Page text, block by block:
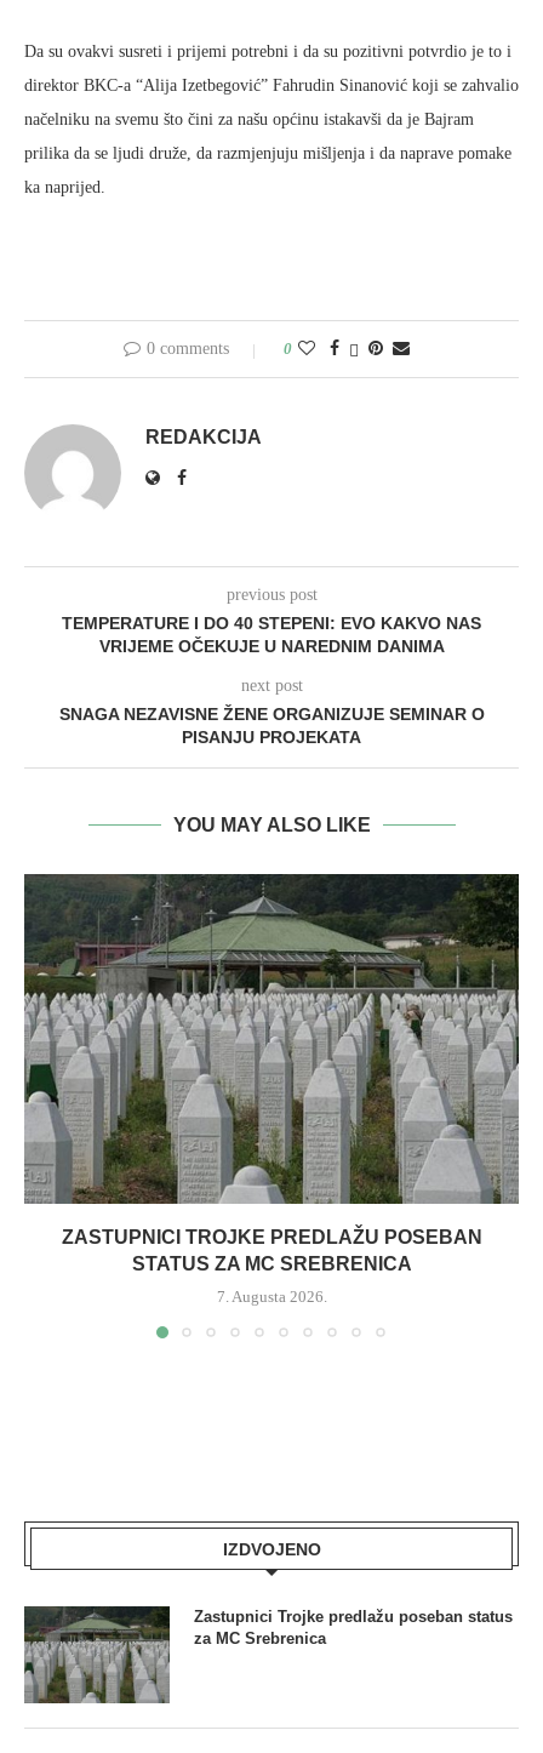
Da su ovakvi susreti i prijemi potrebni i da su pozitivni potvrdio je to i
direktor BKC-a “Alija Izetbegović” Fahrudin Sinanović koji se zahvalio
načelniku na svemu što čini za našu općinu istakavši da je Bajram
prilika da se ljudi druže, da razmjenjuju mišljenja i da naprave pomake
ka naprijed.
0 comments 0
REDAKCIJA
previous post
TEMPERATURE I DO 40 STEPENI: EVO KAKVO NAS
VRIJEME OČEKUJE U NAREDNIM DANIMA
next post
SNAGA NEZAVISNE ŽENE ORGANIZUJE SEMINAR O
PISANJU PROJEKATA
YOU MAY ALSO LIKE
ZASTUPNICI TROJKE PREDLAŽU POSEBAN
STATUS ZA MC SREBRENICA
7. Augusta 2026.
IZDVOJENO
Zastupnici Trojke predlažu poseban status
za MC Srebrenica